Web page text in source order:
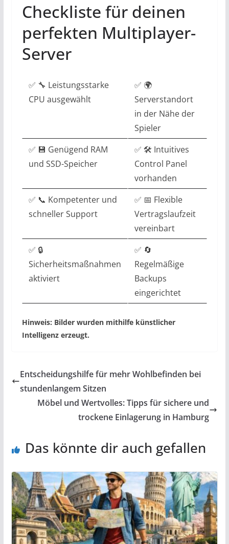
Checkliste für deinen
perfekten Multiplayer-
Server
✅ 🔧 Leistungsstarke
CPU ausgewählt
✅ 🌍
Serverstandort
in der Nähe der
Spieler
✅ 💾 Genügend RAM
und SSD-Speicher
✅ 🛠️ Intuitives
Control Panel
vorhanden
✅ 📞 Kompetenter und
schneller Support
✅ 📅 Flexible
Vertragslaufzeit
vereinbart
✅ 🔒
Sicherheitsmaßnahmen
aktiviert
✅ 🔄
Regelmäßige
Backups
eingerichtet
Hinweis: Bilder wurden mithilfe künstlicher
Intelligenz erzeugt.
Entscheidungshilfe für mehr Wohlbefinden bei
stundenlangem Sitzen
Möbel und Wertvolles: Tipps für sichere und
trockene Einlagerung in Hamburg
Das könnte dir auch gefallen